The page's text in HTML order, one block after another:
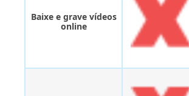
Baixe e grave vídeos
online